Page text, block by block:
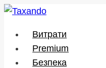
Перейти
вмісту
Витрати
Premium
Безпека